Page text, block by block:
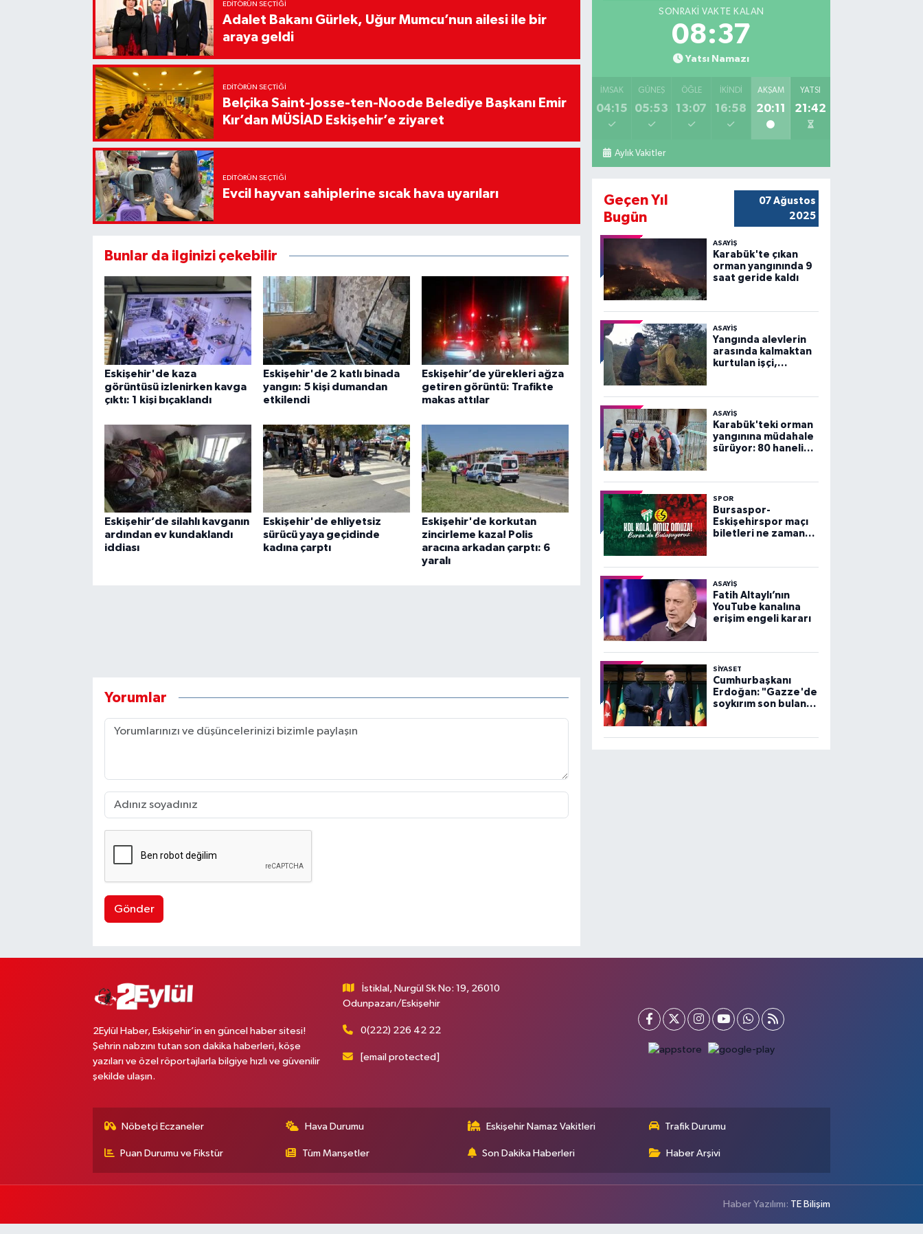
EDITÖRÜN SEÇTIĞI
Adalet Bakanı Gürlek, Uğur Mumcu’nun ailesi ile bir
araya geldi
EDITÖRÜN SEÇTIĞI
Belçika Saint-Josse-ten-Noode Belediye Başkanı Emir
Kır’dan MÜSİAD Eskişehir’e ziyaret
EDITÖRÜN SEÇTIĞI
Evcil hayvan sahiplerine sıcak hava uyarıları
Bunlar da ilginizi çekebilir
Eskişehir'de kaza
görüntüsü izlenirken kavga
çıktı: 1 kişi bıçaklandı
Eskişehir'de 2 katlı binada
yangın: 5 kişi dumandan
etkilendi
Eskişehir’de yürekleri ağza
getiren görüntü: Trafikte
makas attılar
Eskişehir’de silahlı kavganın
ardından ev kundaklandı
iddiası
Eskişehir'de ehliyetsiz
sürücü yaya geçidinde
kadına çarptı
Eskişehir'de korkutan
zincirleme kaza! Polis
aracına arkadan çarptı: 6
yaralı
Yorumlar
Gönder
SONRAKI VAKTE KALAN
08:36
Yatsı Namazı
İMSAK
04:15
GÜNEŞ
05:53
ÖĞLE
13:07
İKINDI
16:58
AKŞAM
20:11
YATSI
21:42
Aylık Vakitler
Geçen Yıl
Bugün
07 Ağustos
2025
ASAYİŞ
Karabük'te çıkan
orman yangınında 9
saat geride kaldı
ASAYİŞ
Yangında alevlerin
arasında kalmaktan
kurtulan işçi,
panik yaşadı
ASAYİŞ
Karabük'teki orman
yangınına müdahale
sürüyor: 80 haneli
SPOR
Bursaspor-
Eskişehirspor maçı
biletleri ne zaman
ASAYİŞ
Fatih Altaylı’nın
YouTube kanalına
erişim engeli kararı
SİYASET
Cumhurbaşkanı
Erdoğan: "Gazze'de
soykırım son bulana
2Eylül Haber, Eskişehir’in en güncel haber sitesi!
Şehrin nabzını tutan son dakika haberleri, köşe
yazıları ve özel röportajlarla bilgiye hızlı ve güvenilir
şekilde ulaşın.
İstiklal, Nurgül Sk No: 19, 26010
Odunpazarı/Eskişehir
0(222) 226 42 22
[email protected]
Nöbetçi Eczaneler Hava Durumu Eskişehir Namaz Vakitleri Trafik Durumu
Puan Durumu ve Fikstür Tüm Manşetler Son Dakika Haberleri Haber Arşivi
Haber Yazılımı: TE Bilişim